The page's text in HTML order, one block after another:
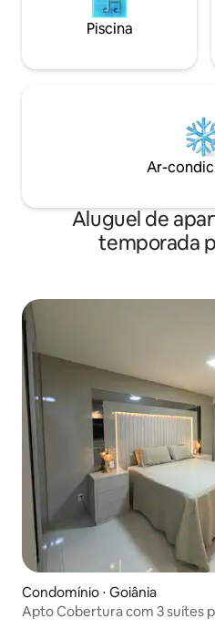
Piscina
Ar-
Aluguel de
temporada
Condomínio ⋅ Goiânia
Apto Cobertura com 3 suítes